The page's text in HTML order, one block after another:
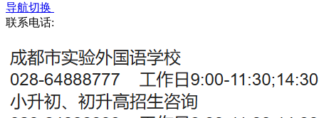
导航切换
联系电话: